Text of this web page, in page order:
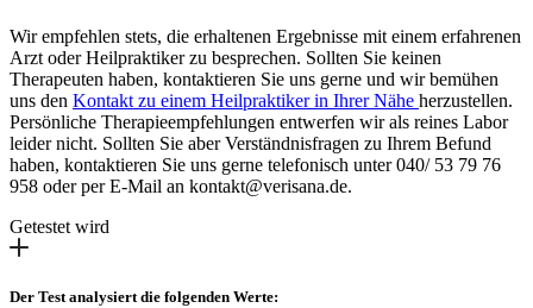
Wir empfehlen stets, die erhaltenen Ergebnisse mit einem erfahrenen
Arzt oder Heilpraktiker zu besprechen. Sollten Sie keinen
Therapeuten haben, kontaktieren Sie uns gerne und wir bemühen
uns den Kontakt zu einem Heilpraktiker in Ihrer Nähe herzustellen.
Persönliche Therapieempfehlungen entwerfen wir als reines Labor
leider nicht. Sollten Sie aber Verständnisfragen zu Ihrem Befund
haben, kontaktieren Sie uns gerne telefonisch unter 040/ 53 79 76
958 oder per E-Mail an kontakt@verisana.de.
Getestet wird
Der Test analysiert die folgenden Werte: